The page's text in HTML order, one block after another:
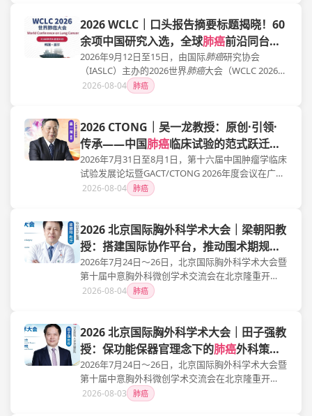
疗、肺移植、围术期管理等前沿热点展开深入交
流，共同探讨胸外科高质量发展新路径。
2026 WCLC｜口头报告摘要标题揭晓！60
余项中国研究入选，全球肺癌前沿同台亮
相，一文尽览！
2026年9月12日至15日，由国际肺癌研究协会
（IASLC）主办的2026世界肺癌大会（WCLC 2026）
将在韩国首尔隆重召开。作为全球胸科肿瘤学领域
及患者倡导者，共同分享肺癌诊疗领域的前沿进
展，推动学科变革与全球合作。本届大会预计吸引
超过7,000名国际参会者，设置150余场学术会议与
研讨会，展示2,200余篇摘要，内容广泛覆盖肺癌筛
查、精准治疗、免疫治疗、围术期管理及转化研究
等热点领域。
2026-08-04 肺癌
2026 CTONG｜吴一龙教授：原创·引领·
传承——中国肺癌临床试验的范式跃迁与
未来方向
2026年7月31日至8月1日，第十六届中国肿瘤学临床
试验发展论坛暨GACT/CTONG 2026年度会议在广州
召开。本届大会汇聚全国肿瘤学领域顶尖专家学
治疗监管政策等核心议题展开深入探讨，集中呈现
中国 肺癌临床研究从跟跑到并跑、并迈向领跑的跨
越式发展图景。
2026-08-04 肺癌
2026 北京国际胸外科学术大会｜梁朝阳教
授：搭建国际协作平台，推动围术期规范
管理——在肺癌慢病化时代锚定外科价值
2026年7月24日～26日，北京国际胸外科学术大会暨
第十届中意胸外科微创学术交流会在北京隆重开
幕。大会汇聚来自中国、意大利、美国、法国、奥
疗、肺移植、围术期管理等前沿热点展开深入交
流，共同探讨胸外科高质量发展新路径。
2026-08-04 肺癌
2026 北京国际胸外科学术大会｜田子强教
授：保功能保器官理念下的肺癌外科策略
演进
2026年7月24日～26日，北京国际胸外科学术大会暨
第十届中意胸外科微创学术交流会在北京隆重开
幕。大会汇聚来自中国、意大利、美国、法国、奥
2026-08-03 肺癌